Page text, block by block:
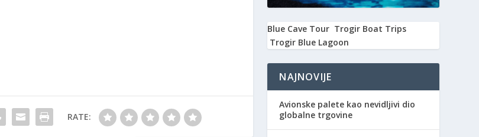
RATE:
Blue Cave Tour Trogir Boat Trips
Trogir Blue Lagoon
NAJNOVIJE
Avionske palete kao nevidljivi dio
globalne trgovine